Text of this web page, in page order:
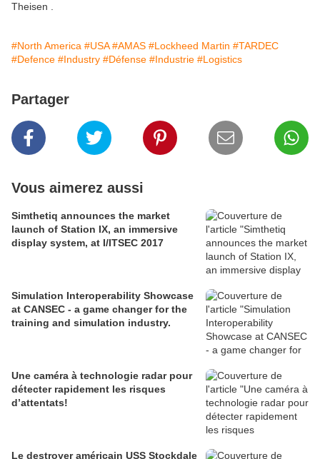
Theisen .
#North America #USA #AMAS #Lockheed Martin #TARDEC
#Defence #Industry #Défense #Industrie #Logistics
Partager
Vous aimerez aussi
Simthetiq announces the market
launch of Station IX, an immersive
display system, at I/ITSEC 2017
Simulation Interoperability Showcase
at CANSEC - a game changer for the
training and simulation industry.
Une caméra à technologie radar pour
détecter rapidement les risques
d’attentats!
Le destroyer américain USS Stockdale